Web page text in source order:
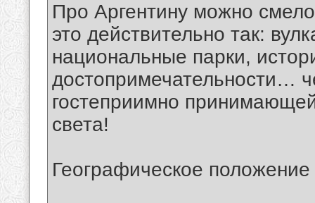
Про Аргентину можно
это действительно так:
национальные парки,
достопримечательности…
гостеприимно
света!
Географическое положение